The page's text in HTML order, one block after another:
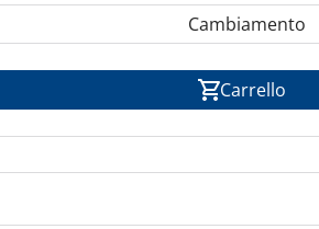
Cambiamento
Carrello